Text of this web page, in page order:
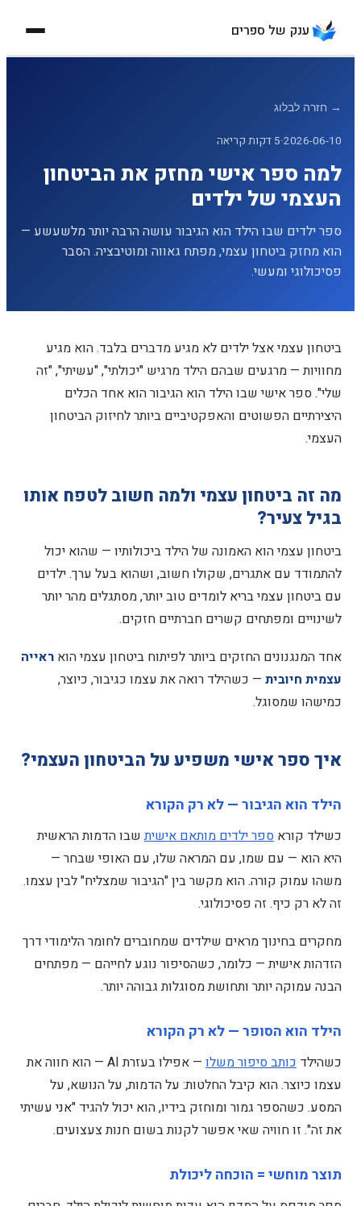
ענק של ספרים
למורים
הדרכה למורה
מנוי פרטי
משאבים
בלוג
צור קשר
→ חזרה לבלוג
2026-06-10
·
5 דקות קריאה
למה ספר אישי מחזק את הביטחון
העצמי של ילדים
ספר ילדים שבו הילד הוא הגיבור עושה הרבה יותר מלשעשע —
הוא מחזק ביטחון עצמי, מפתח גאווה ומוטיבציה. הסבר
פסיכולוגי ומעשי.
ביטחון עצמי אצל ילדים לא מגיע מדברים בלבד. הוא מגיע
מחוויות — מרגעים שבהם הילד מרגיש "יכולתי", "עשיתי", "זה
שלי". ספר אישי שבו הילד הוא הגיבור הוא אחד הכלים
היצירתיים הפשוטים והאפקטיביים ביותר לחיזוק הביטחון
העצמי.
מה זה ביטחון עצמי ולמה חשוב לטפח אותו
בגיל צעיר?
ביטחון עצמי הוא האמונה של הילד ביכולותיו — שהוא יכול
להתמודד עם אתגרים, שקולו חשוב, ושהוא בעל ערך. ילדים
עם ביטחון עצמי בריא לומדים טוב יותר, מסתגלים מהר יותר
לשינויים ומפתחים קשרים חברתיים חזקים.
אחד המנגנונים החזקים ביותר לפיתוח ביטחון עצמי הוא ראייה
עצמית חיובית — כשהילד רואה את עצמו כגיבור, כיוצר,
כמישהו שמסוגל.
איך ספר אישי משפיע על הביטחון העצמי?
הילד הוא הגיבור — לא רק הקורא
כשילד קורא ספר ילדים מותאם אישיתשבו הדמות הראשית
היא הוא — עם שמו, עם המראה שלו, עם האופי שבחר —
משהו עמוק קורה. הוא מקשר בין "הגיבור שמצליח" לבין עצמו.
זה לא רק כיף. זה פסיכולוגי.
מחקרים בחינוך מראים שילדים שמחוברים לחומר הלימודי דרך
הזדהות אישית — כלומר, כשהסיפור נוגע לחייהם — מפתחים
הבנה עמוקה יותר ותחושת מסוגלות גבוהה יותר.
הילד הוא הסופר — לא רק הקורא
כשהילד כותב סיפור משלו
— אפילו בעזרת AI — הוא חווה את
עצמו כיוצר. הוא קיבל החלטות: על הדמות, על הנושא, על
המסע. כשהספר גמור ומוחזק בידיו, הוא יכול להגיד "אני עשיתי
את זה". זו חוויה שאי אפשר לקנות בשום חנות צעצועים.
תוצר מוחשי = הוכחה ליכולת